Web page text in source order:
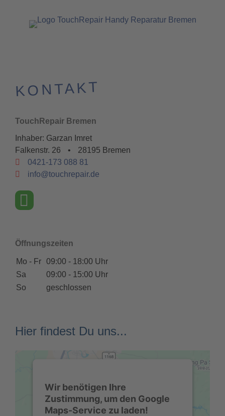
KONTAKT
TouchRepair Bremen
Inhaber: Garzan Imret
Falkenstr. 26
•
28195 Bremen
0421-173 088 81
info@touchrepair.de
Öffnungszeiten
Mo - Fr
09:00 - 18:00 Uhr
Sa
09:00 - 15:00 Uhr
So
geschlossen
Hier findest Du uns...
Wir benötigen Ihre
Zustimmung, um den Google
Maps-Service zu laden!